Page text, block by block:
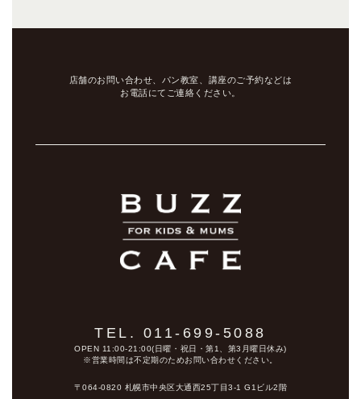
店舗のお問い合わせ、パン教室、講座のご予約などは
お電話にてご連絡ください。
TEL. 011-699-5088
OPEN 11:00-21:00(日曜・祝日・第1、第3月曜日休み)
※営業時間は不定期のためお問い合わせください。
〒064-0820 札幌市中央区大通西25丁目3-1 G1ビル2階